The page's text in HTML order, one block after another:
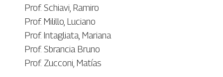
Prof. Schiavi, Ramiro
Prof. Milillo, Luciano
Prof. Intagliata, Mariana
Prof. Sbrancia Bruno
Prof. Zucconi, Matías